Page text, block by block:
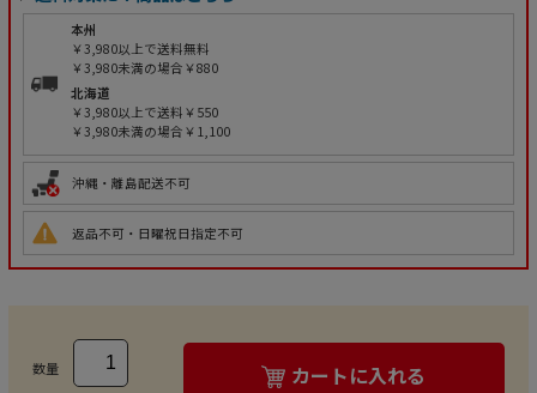
本州
￥3,980以上で送料無料
￥3,980未満の場合￥880
北海道
￥3,980以上で送料￥550
￥3,980未満の場合￥1,100
沖縄・離島配送不可
返品不可・日曜祝日指定不可
数量 カートに入れる